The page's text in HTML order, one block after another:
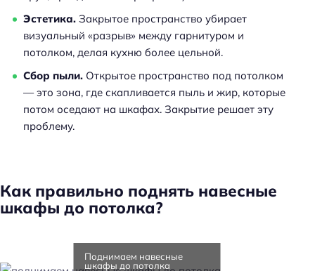
Эстетика. Закрытое пространство убирает
визуальный «разрыв» между гарнитуром и
потолком, делая кухню более цельной.
Сбор пыли. Открытое пространство под потолком
— это зона, где скапливается пыль и жир, которые
потом оседают на шкафах. Закрытие решает эту
проблему.
Как правильно поднять навесные
шкафы до потолка?
Поднимаем навесные
шкафы до потолка